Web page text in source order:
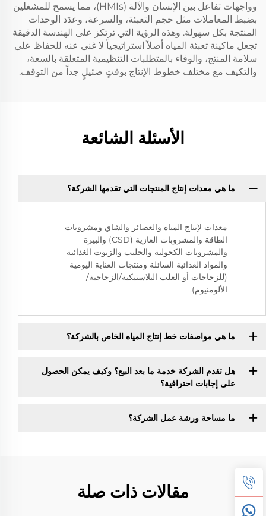
وواجهات تفاعل بين الإنسان والآلة (HMIs)، مما يسمح للمشغلين
بضبط المعاملات مثل حجم التعبئة، والسرعة، وعدَد الوحدات
المنتجة بكل سهولة. وهذه الرؤية التي ترتكز على الهندسة الدقيقة
تجعل ماكينة تعبئة المياه أصلاً استراتيجياً لا غنى عنه للحفاظ على
سلامة المنتج، والوفاء بالمتطلبات التنظيمية المتعلقة بالسعة،
والتكيف مع مختلف خطوط الإنتاج بوقتٍ ضئيلٍ جداً من التوقف.
الأسئلة الشائعة
ما هي معدات إنتاج المنتجات التي تقدمها الشركة؟
معدات لإنتاج المياه والعصائر والشاي ومشروبات
الطاقة والمشروبات الغازية (CSD) والبيرة
والمشروبات الكحولية والحليب والزيوت الغذائية
والمواد الغذائية السائلة ومنتجات العناية اليومية
(للزجاجات أو العلب البلاستيكية/الزجاجية/
الألومنيوم).
ما هي مواصفات خط إنتاج المياه الخاص بالشركة؟
هل تقدم الشركة خدمة ما بعد البيع؟ وكيف يمكن الحصول
على إجابات احترافية؟
ما مساحة ورشة عمل الشركة؟
مقالات ذات صلة